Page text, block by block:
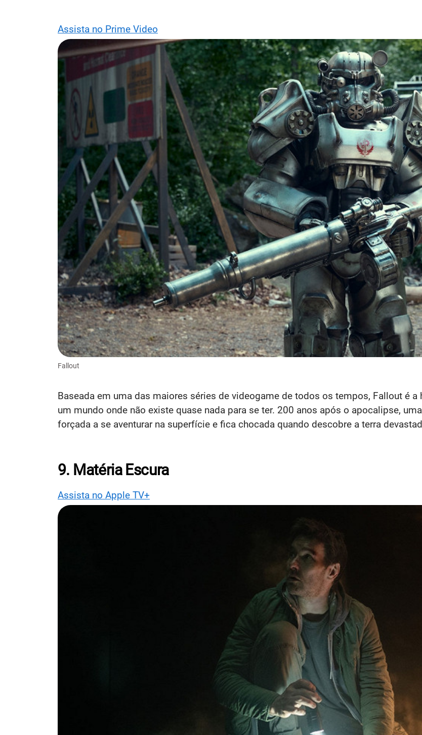
Assista no Prime Video
Fallout
Baseada em uma das maiores séries de videogame de todos os tempos, Fallout é
um mundo onde não existe quase nada para se ter. 200 anos após o apocalipse,
forçada a se aventurar na superfície e fica chocada quando descobre a terra
9. Matéria Escura
Assista no Apple TV+